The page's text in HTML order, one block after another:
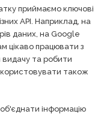
приймаємо ключові
API. Наприклад, на
даних, на Google
цікаво працювати з
та робити
також
інформацію